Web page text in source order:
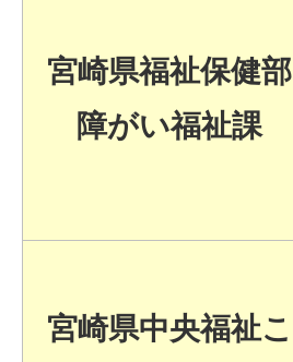
宮崎県福祉保健部
障がい福祉課
宮崎県中央福祉こ